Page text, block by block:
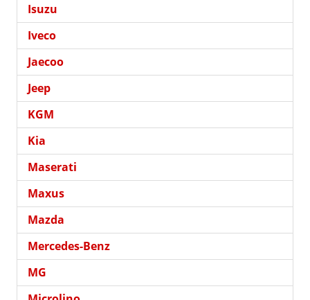
Isuzu
Iveco
Jaecoo
Jeep
KGM
Kia
Maserati
Maxus
Mazda
Mercedes-Benz
MG